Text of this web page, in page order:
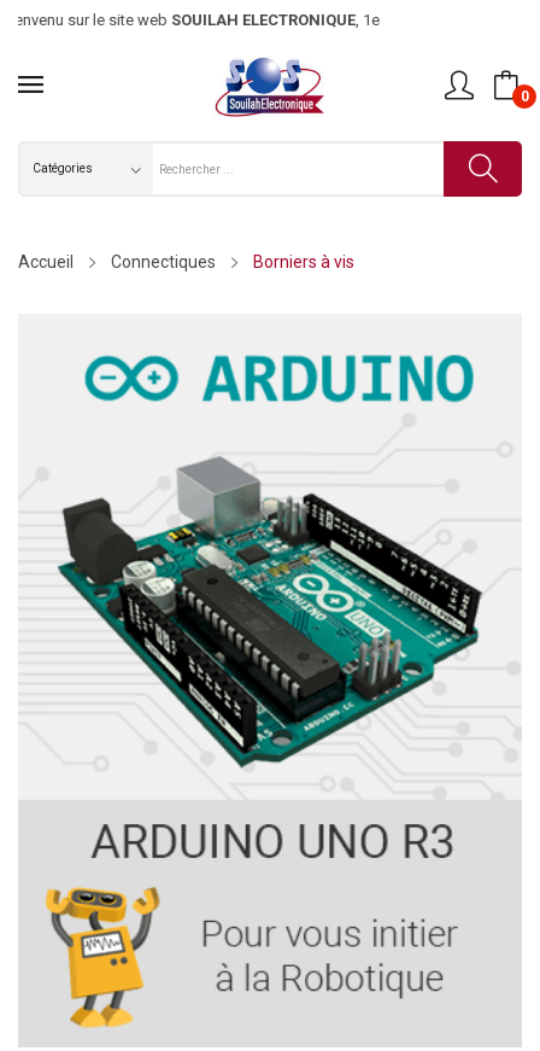
sur le site webSOUILAH ELECTRONIQUE, 1er magasin
0
Accueil Connectiques Borniers à vis